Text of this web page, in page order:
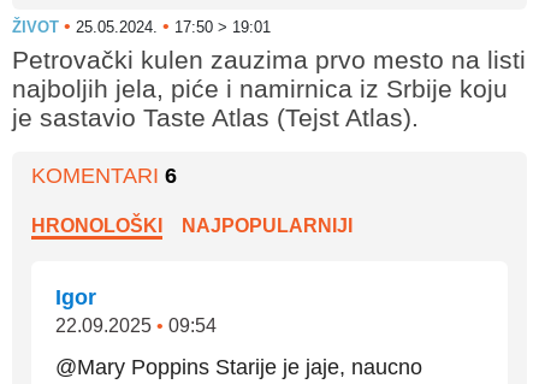
ŽIVOT • 25.05.2024. • 17:50 > 19:01
Petrovački kulen zauzima prvo mesto na listi
najboljih jela, piće i namirnica iz Srbije koju
je sastavio Taste Atlas (Tejst Atlas).
KOMENTARI 6
HRONOLOŠKI NAJPOPULARNIJI
Igor
22.09.2025 • 09:54
@Mary Poppins Starije je jaje, naucno